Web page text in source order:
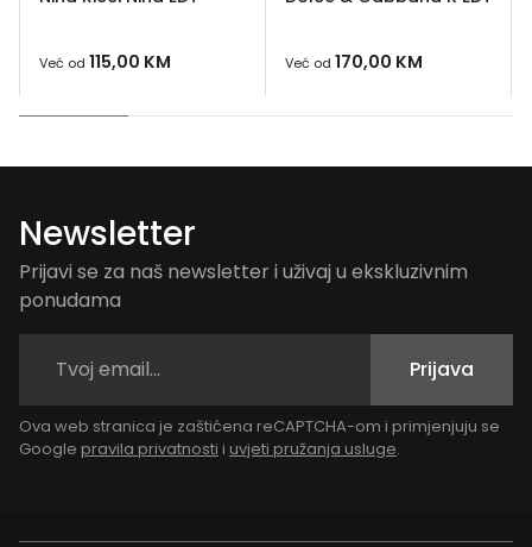
Već od 115,00 KM Već od 170,00 KM
Newsletter
Prijavi se za naš newsletter i uživaj u ekskluzivnim
ponudama
Prijava
Ova web stranica je zaštićena reCAPTCHA-om i primjenjuju se
Google pravila privatnosti i uvjeti pružanja usluge.